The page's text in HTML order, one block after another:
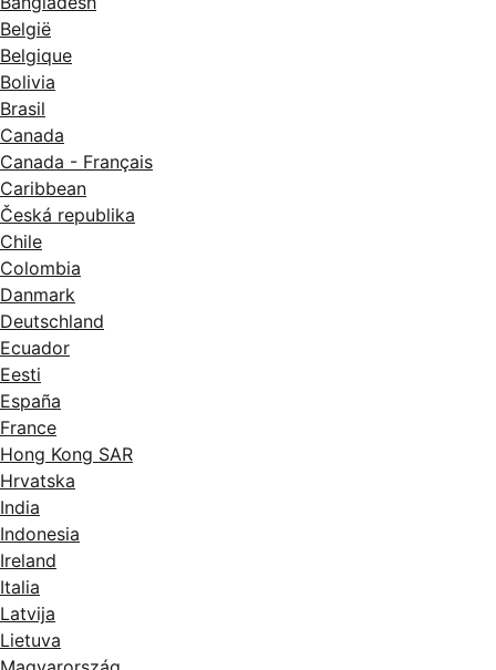
België
Belgique
Bolivia
Brasil
Canada
Canada - Français
Caribbean
Česká republika
Chile
Colombia
Danmark
Deutschland
Ecuador
Eesti
España
France
Hong Kong SAR
Hrvatska
India
Indonesia
Ireland
Italia
Latvija
Lietuva